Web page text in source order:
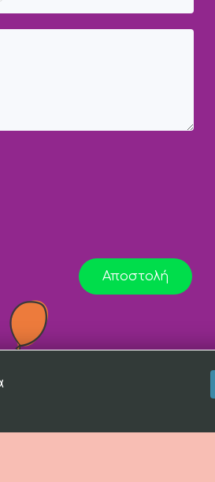
Αποστολή